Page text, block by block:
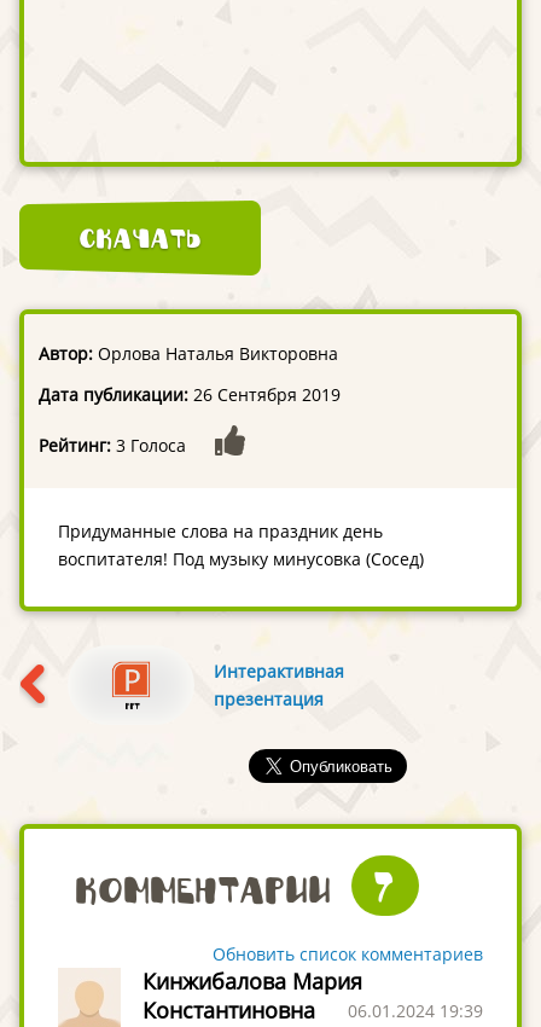
Скачать
Автор: Орлова Наталья Викторовна
Дата публикации: 26 Сентября 2019
Рейтинг: 3 Голоса
Придуманные слова на праздник день
воспитателя! Под музыку минусовка (Сосед)
Интерактивная
презентация
мышления для
возраста 5-7 лет"
Комментарии 7
Обновить список комментариев
Кинжибалова Мария
Константиновна
06.01.2024 19:39